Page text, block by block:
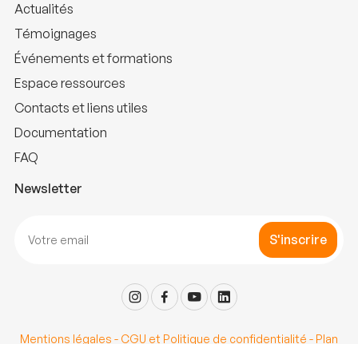
Actualités
Témoignages
Événements et formations
Espace ressources
Contacts et liens utiles
Documentation
FAQ
Newsletter
S'inscrire
Mentions légales - CGU et Politique de confidentialité - Plan